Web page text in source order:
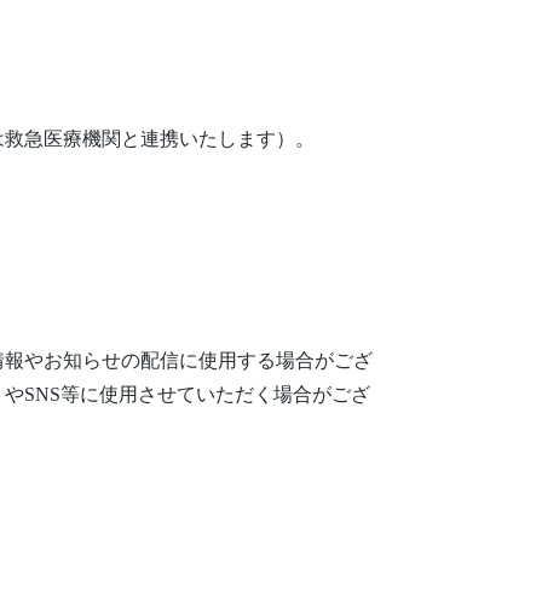
急医療機関と連携いたします）。
やお知らせの配信に使用する場合がござ
SNS等に使用させていただく場合がござ